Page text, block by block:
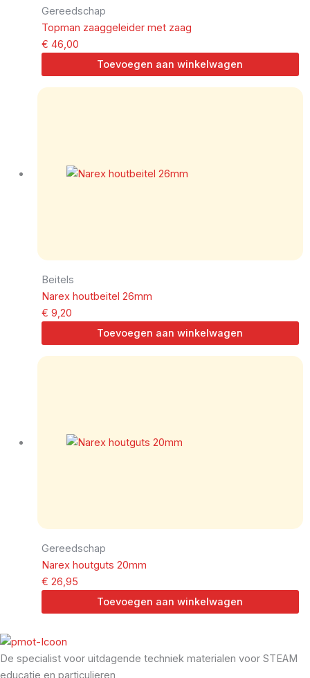
Gereedschap
Topman zaaggeleider met zaag
€ 46,00
Toevoegen aan winkelwagen
Beitels
Narex houtbeitel 26mm
€ 9,20
Toevoegen aan winkelwagen
Gereedschap
Narex houtguts 20mm
€ 26,95
Toevoegen aan winkelwagen
De specialist voor uitdagende techniek materialen voor STEAM
educatie en particulieren